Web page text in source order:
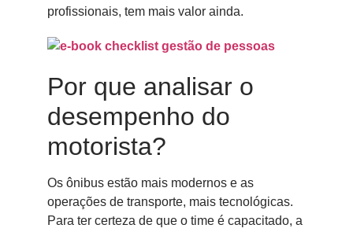
profissionais, tem mais valor ainda.
Por que analisar o
desempenho do
motorista?
Os ônibus estão mais modernos e as
operações de transporte, mais tecnológicas.
Para ter certeza de que o time é capacitado, a